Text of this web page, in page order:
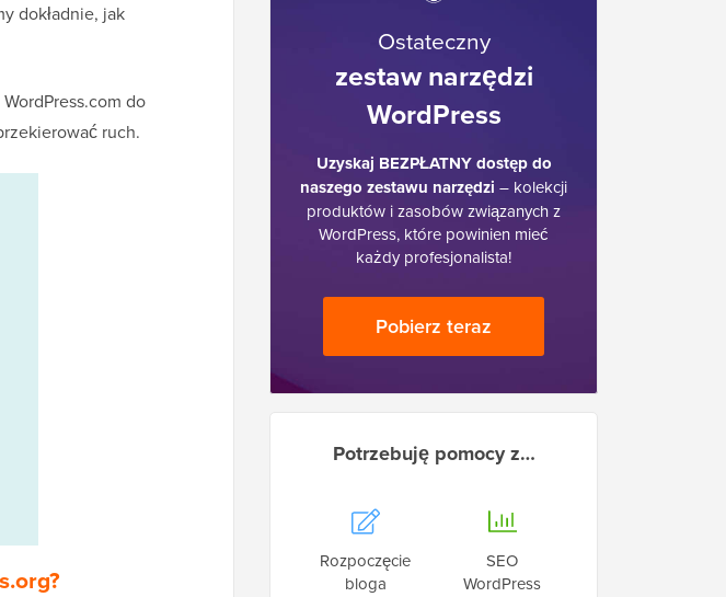
dokładnie, jak
do
ruch.
Ostateczny
zestaw narzędzi
WordPress
Uzyskaj BEZPŁATNY dostęp do
naszego zestawu narzędzi – kolekcji
produktów i zasobów związanych z
WordPress, które powinien mieć
każdy profesjonalista!
Pobierz teraz
Potrzebuję pomocy z…
Rozpoczęcie
bloga
SEO
WordPress